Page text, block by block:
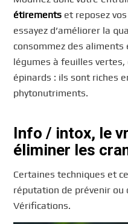
étirements et reposez
essayez d’améliorer la
consommez des aliments
légumes à feuilles
épinards : ils sont riches
phytonutriments.
Info / intox, le
éliminer les
Certaines techniques et
réputation de prévenir ou
Vérifications.